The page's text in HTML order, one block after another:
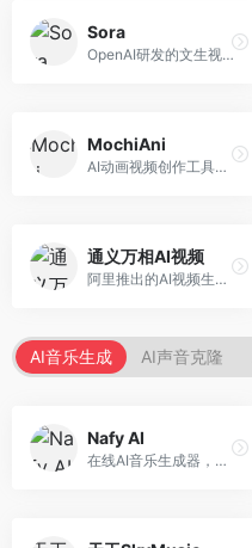
Sora
OpenAI研发的文生视频大模型，可根据文字描述生成长达60秒的高清视频。面向影视创作者、广告从业者和内容生产者，视频连贯性强，物理世界理解准确，代表了AI视频生成的最高水平。
MochiAni
AI动画视频创作工具，专注于动画内容生成。面向动画创作者和二次元内容生产者，支持动画风格视频生成，动画效果流畅，适合动漫内容创作。
通义万相AI视频
阿里推出的AI视频生成服务，整合图像与视频创作能力。面向电商和营销从业者，支持商品视频生成、营销视频制作等服务，商业应用场景丰富。
AI音乐生成 AI声音克隆
Nafy AI
在线AI音乐生成器，专注于快速音乐创作。面向内容创作者，支持多种风格音乐生成，操作简便，生成速度快，适合快速配乐需求。